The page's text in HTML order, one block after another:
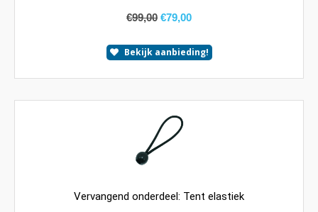
€99,00 €79,00
Bekijk aanbieding!
Vervangend onderdeel: Tent elastiek